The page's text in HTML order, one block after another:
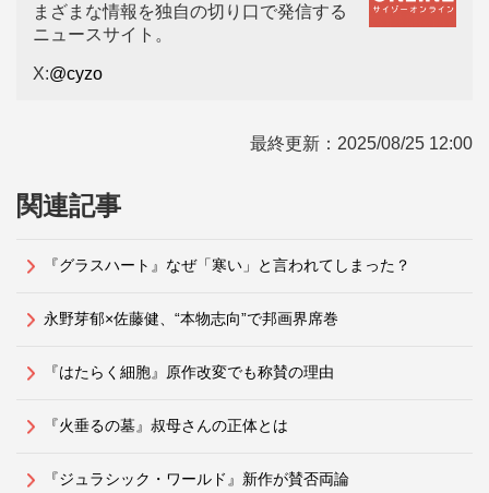
まざまな情報を独自の切り口で発信する
ニュースサイト。
X:@cyzo
最終更新： 2025/08/25 12:00
関連記事
『グラスハート』なぜ「寒い」と言われてしまった？
永野芽郁×佐藤健、“本物志向”で邦画界席巻
『はたらく細胞』原作改変でも称賛の理由
『火垂るの墓』叔母さんの正体とは
『ジュラシック・ワールド』新作が賛否両論